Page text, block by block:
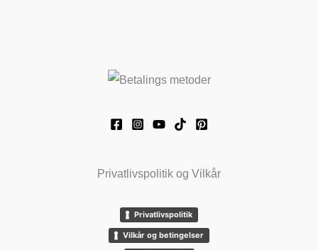
Privatlivspolitik og Vilkår
Privatlivspolitik
Vilkår og betingelser